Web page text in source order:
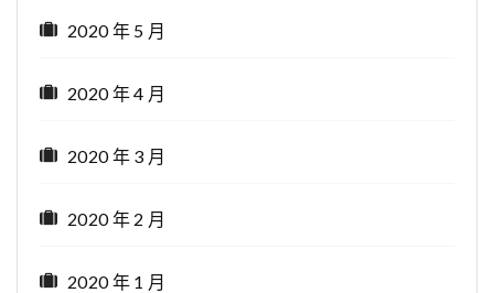
2020 年 5 月
2020 年 4 月
2020 年 3 月
2020 年 2 月
2020 年 1 月